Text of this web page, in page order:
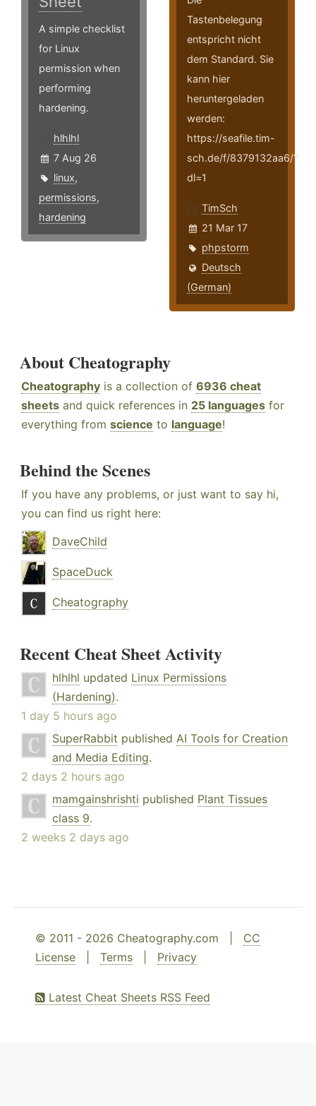
A simple checklist
for Linux
permission when
performing
hardening.
hlhlhl
7 Aug 26
linux,
permissions,
hardening
Tastenbelegung
entspricht nicht
dem Standard. Sie
kann hier
heruntergeladen
werden:
https://seafile.tim-
sch.de/f/8379132aa6/?
dl=1
TimSch
21 Mar 17
phpstorm
Deutsch
(German)
About Cheatography
Cheatography is a collection of 6936 cheat
sheets and quick references in 25 languages for
everything from science to language!
Behind the Scenes
If you have any problems, or just want to say hi,
you can find us right here:
DaveChild
SpaceDuck
Cheatography
Recent Cheat Sheet Activity
hlhlhl updated Linux Permissions
(Hardening).
1 day 5 hours ago
SuperRabbit published AI Tools for Creation
and Media Editing.
2 days 2 hours ago
mamgainshrishti published Plant Tissues
class 9.
2 weeks 2 days ago
© 2011 - 2026 Cheatography.com | CC
License
Terms Privacy
Latest Cheat Sheets RSS Feed